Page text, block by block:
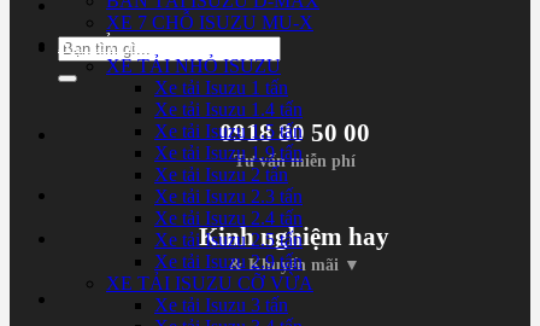
Tìm
kiếm:
0918 80 50 00
Tư vấn miễn phí
Kinh nghiệm hay
& Khuyến mãi ▼
XE 7 CHỖ ISUZU MU-X
XE TẢI ISUZU
XE TẢI NHỎ ISUZU
Xe tải Isuzu 1 tấn
Xe tải Isuzu 1.4 tấn
Xe tải Isuzu 1.5 tấn
Xe tải Isuzu 1.9 tấn
Xe tải Isuzu 2 tấn
Xe tải Isuzu 2.3 tấn
Xe tải Isuzu 2.4 tấn
Xe tải Isuzu 2.5 tấn
Xe tải Isuzu 2.9 tấn
XE TẢI ISUZU CỠ VỪA
Xe tải Isuzu 3 tấn